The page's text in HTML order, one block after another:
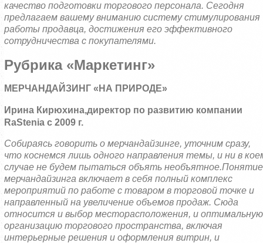
качество подготовки торгового персонала. Сегодня
предлагаем вашему вниманию систему стимулирования
работы продавца, достижения его эффективного
сотрудничества с покупателями.
Рубрика «Маркетинг»
МЕРЧАНДАЙЗИНГ «НА ПРИРОДЕ»
Ирина Кирюхина,директор по развитию компании
RaSteniaс 2009 г.
Собираясь говорить о мерчандайзинге, уточним сразу,
что коснемся лишь одного направления темы, и ни в
случае не будем пытаться объять необъятное.Понятие
мерчандайзинга включает в себя полный комплекс
мероприятий по работе с товаром в торговой точке и
направленный на увеличение объемов продаж. Сюда
относится и выбор месторасположения, и оптимальную
организацию торгового пространства, включая
интерьерные решения и оформления витрин, и